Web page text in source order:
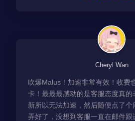
Cheryl Wan
吹爆Malus！加速非常有效！收费
卡！最最最感动的是客服态度真的
新所以无法加速，然后随便点了个
弄好了，没想到客服一直在邮件跟